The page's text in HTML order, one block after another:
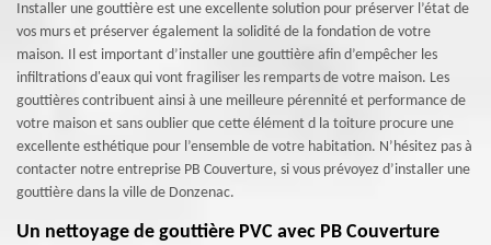
Installer une gouttière est une excellente solution pour préserver l’état de
vos murs et préserver également la solidité de la fondation de votre
maison. Il est important d’installer une gouttière afin d’empêcher les
infiltrations d'eaux qui vont fragiliser les remparts de votre maison. Les
gouttières contribuent ainsi à une meilleure pérennité et performance de
votre maison et sans oublier que cette élément d la toiture procure une
excellente esthétique pour l’ensemble de votre habitation. N’hésitez pas à
contacter notre entreprise PB Couverture, si vous prévoyez d’installer une
gouttière dans la ville de Donzenac.
Un nettoyage de gouttière PVC avec PB Couverture